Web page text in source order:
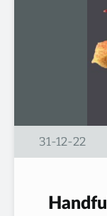
31-12-22